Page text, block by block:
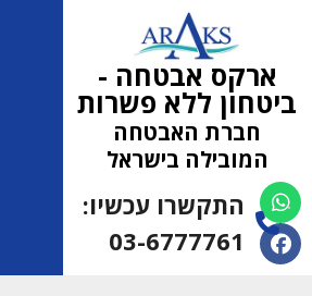
ארקס אבטחה -
ביטחון ללא פשרות
חברת האבטחה
המובילה בישראל
התקשרו עכשיו:
03-6777761